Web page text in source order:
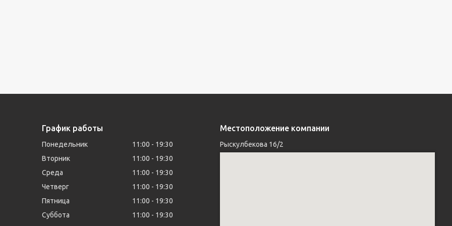
График работы
Понедельник 11:00
19:30
Вторник
11:00
19:30
Среда
11:00
19:30
Четверг
11:00
19:30
Пятница
11:00
19:30
Суббота
11:00
19:30
Местоположение компании
Рыскулбекова 16/2